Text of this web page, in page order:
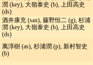
潤 (key), 大嶺泰史 (b), 上田高史
(ds)
酒井康充 (sax), 藤野恒二 (g), 杉浦
潤 (key), 大嶺泰史 (b), 上田高史
(ds)
萬淳樹 (as), 杉浦潤 (p), 新村智史
(b)